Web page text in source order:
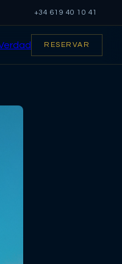
+34 619 40 10 41
RESERVAR